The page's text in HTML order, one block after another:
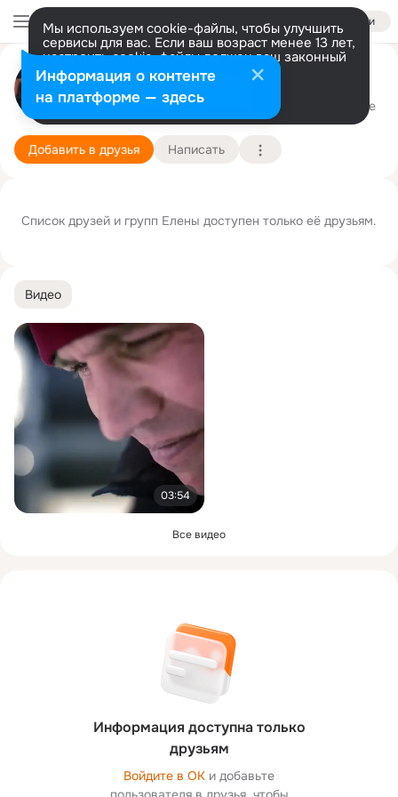
Войти
Мы используем cookie-файлы, чтобы улучшить
сервисы для вас. Если ваш возраст менее 13 лет,
настроить cookie-файлы должен ваш законный
представитель. Больше информации
Разрешить все Настроить
Елена Аккуратова❀
Иркутск 23 декабря (35 лет) Подробнее
Добавить в друзья Написать
Видео
03:54
Все видео
Информация доступна только
друзьям
Войдите в ОК и добавьте
Список друзей и групп Елены доступен только её друзьям.
Информация о контенте
на платформе — здесь